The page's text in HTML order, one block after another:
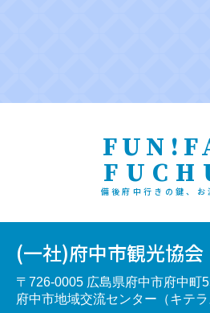
備後府中行きの鍵、お
(一社)府中市観光協会
〒726-0005 広島県府中市府中町
府中市地域交流センター（キテラ